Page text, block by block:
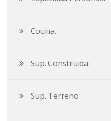
Cocina:
Sup. Construida:
Sup. Terreno: